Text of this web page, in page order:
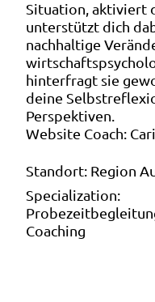
Situation, aktiviert
unterstützt dich
nachhaltige
hinterfragt sie
deine
Perspektiven.
Website Coach:
Standort: Region
Specialization:
Coaching